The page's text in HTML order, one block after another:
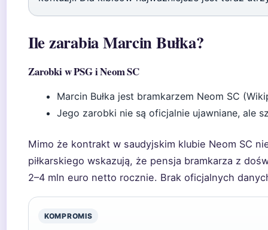
Ile zarabia Marcin Bułka?
Zarobki w PSG i Neom SC
Marcin Bułka jest bramkarzem Neom SC
Jego zarobki nie są oficjalnie ujawniane, ale
Mimo że kontrakt w saudyjskim klubie Neom SC
piłkarskiego wskazują, że pensja bramkarza z
2–4 mln euro netto rocznie. Brak oficjalnych
KOMPROMIS